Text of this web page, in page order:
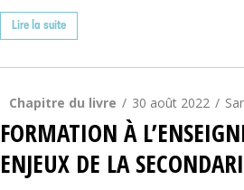
Lire la suite
Chapitre du livre 30 août 2022
FORMATION À
ENJEUX DE LA